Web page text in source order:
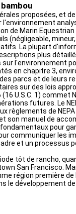
proposées, et
Marin
(négligeable,
La plupart
plus
l'environnement
en chapitre 3,
parcs et de leurs
sur des lois
U.S.C. 1) commet
futures. Le
règlements de
manuel de
pour
communiquer les
et un processus
tôt de rancho,
San Francisco.
région première
développement